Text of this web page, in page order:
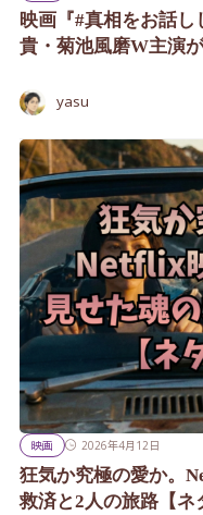
映画『#真相をお話
貴・菊池風磨W主演
yasu
映画 2026年4月12日
狂気か究極の愛か。
救済と2人の旅路【ネ